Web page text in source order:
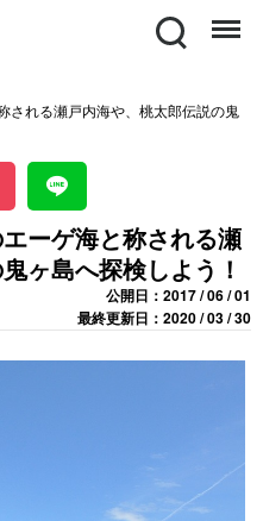
Search Menu
される瀬戸内海や、桃太郎伝説の鬼
ーゲ海と称される瀬
ヶ島へ探検しよう！
公開日：2017 / 06 / 01
最終更新日：2020 / 03 / 30